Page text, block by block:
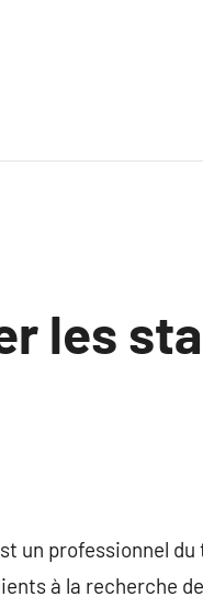
les
un professionnel
à la recherche